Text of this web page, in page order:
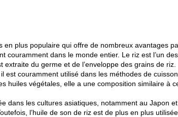
plus populaire qui offre de nombreux avantages
couramment dans le monde entier. Le riz est l’un
du germe et de l’enveloppe des grains de riz.
est couramment utilisé dans les méthodes de
huiles végétales, elle a une composition similaire à
dans les cultures asiatiques, notamment au Japon
l’huile de son de riz est de plus en plus